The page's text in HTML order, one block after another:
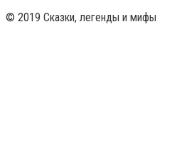
© 2019 Сказки, легенды и мифы